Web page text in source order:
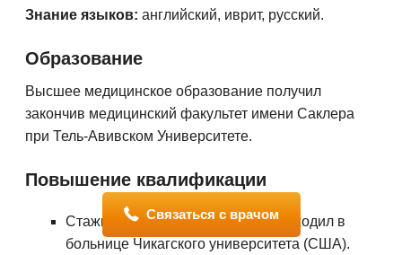
Знание языков: английский, иврит, русский.
Образование
Высшее медицинское образование получил
закончив медицинский факультет имени Саклера
при Тель-Авивском Университете.
Повышение квалификации
Стажировку и специализацию проходил в
больнице Чикагского университета (США).
Связаться с врачом